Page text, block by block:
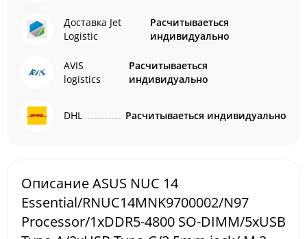
Доставка Jet
Logistic
Расчитываеться
индивидуально
AVIS
logistics
Расчитываеться
индивидуально
DHL Расчитываеться индивидуально
Описание ASUS NUC 14
Essential/RNUC14MNK9700002/N97
Processor/1xDDR5-4800 SO-DIMM/5xUSB